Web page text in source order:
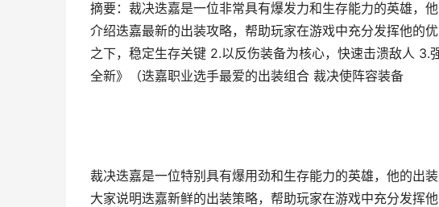
摘要：裁决迭嘉是一位非常具有爆发力和生存能力的英雄，
介绍迭嘉最新的出装攻略，帮助玩家在游戏中充分发挥他的
之下，稳定生存关键 2.以反伤装备为核心，快速击溃敌人 3.
全新》（迭嘉职业选手最爱的出装组合 裁决使阵容装备
裁决迭嘉是一位特别具有爆用劲和生存能力的英雄，他的出
大家说明迭嘉新鲜的出装策略，帮助玩家在游戏中充分发挥他